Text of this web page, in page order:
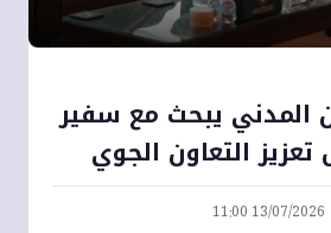
المدني يبحث مع سفير
التعاون الجوي
13/07/2026 11:00